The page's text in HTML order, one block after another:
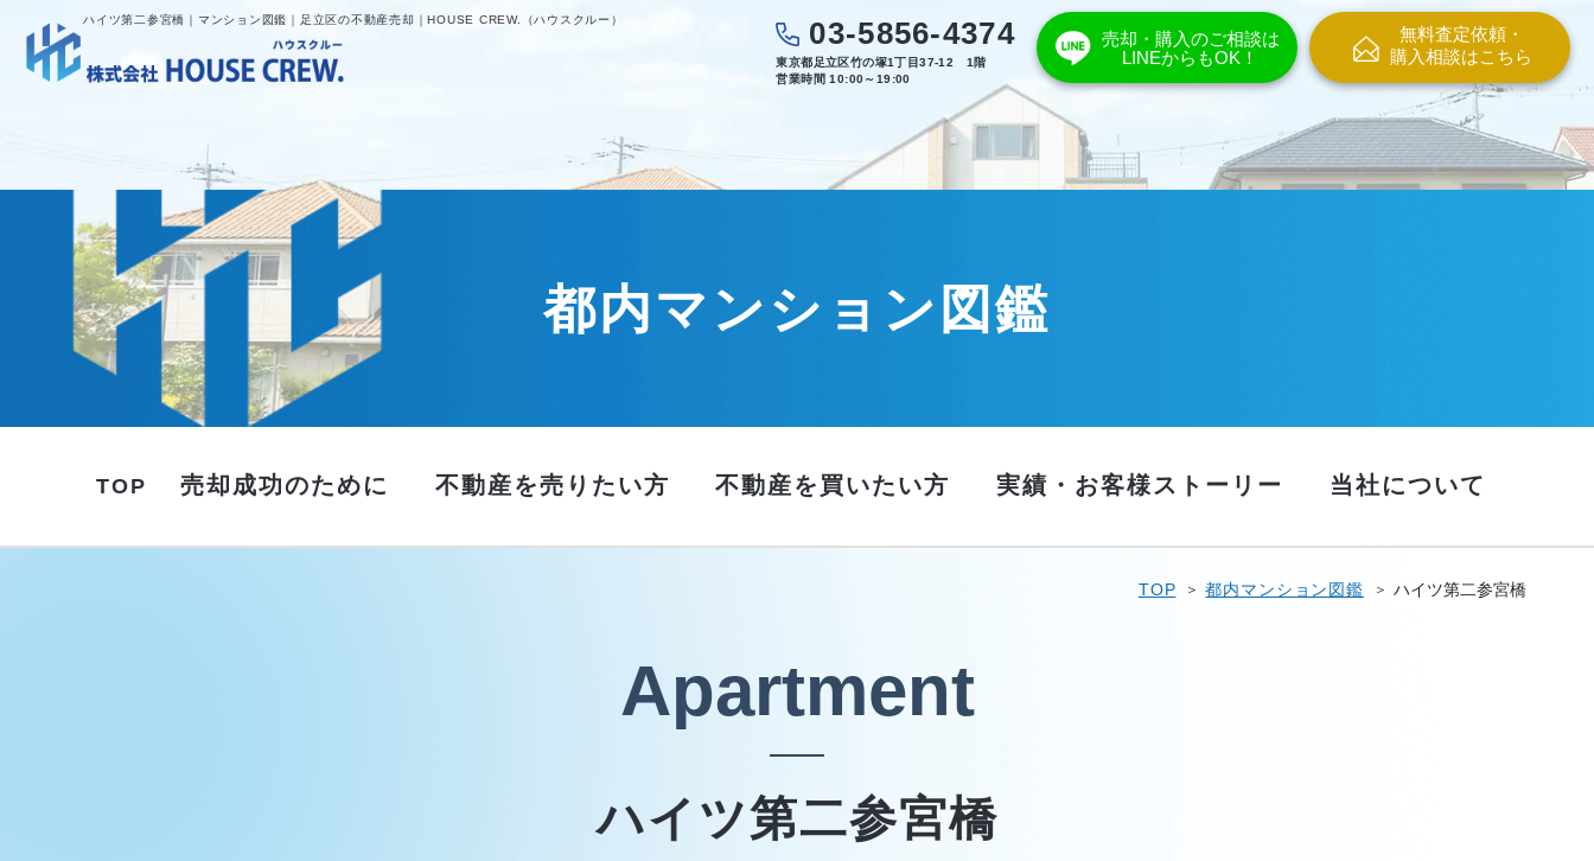
ハイツ第二参宮橋｜マンション図鑑｜足立区の不動産売却｜HOUSE CREW.（ハウスクルー） 03-5856-4374
東京都足立区竹の塚1丁目37-12 1階
営業時間 10:00～19:00
売却・購入のご相談は
LINEからもOK！
無料査定依頼・
購入相談はこちら
都内マンション図鑑
TOP 売却成功のために 不動産を売りたい方 不動産を買いたい方 実績・お客様ストーリー 当社について
TOP 都内マンション図鑑 ハイツ第二参宮橋
Apartment
ハイツ第二参宮橋